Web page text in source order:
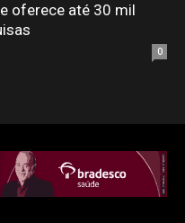
oferece até 30 mil
0